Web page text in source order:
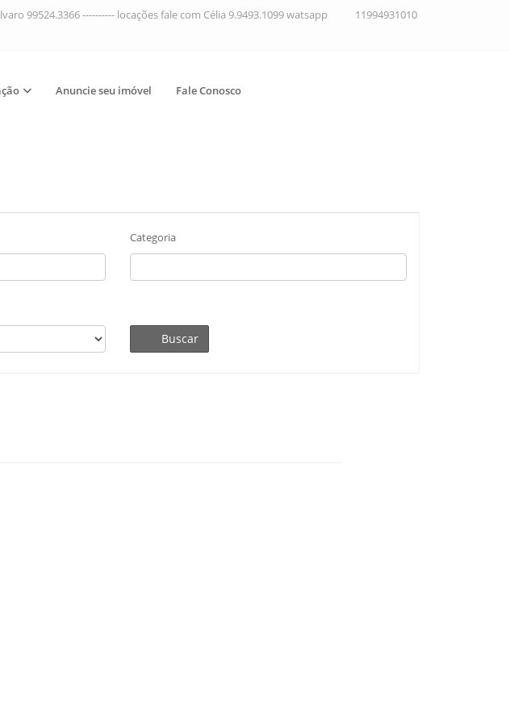
99524.3366 ---------- locações fale com Célia 9.9493.1099 watsapp
11994931010
Anuncie seu imóvel Fale Conosco
Categoria
Buscar